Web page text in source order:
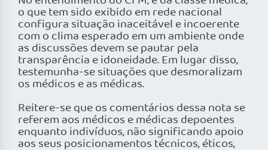
o que tem sido exibido em rede nacional
configura situação inaceitável e incoerente
com o clima esperado em um ambiente onde
as discussões devem se pautar pela
transparência e idoneidade. Em lugar disso,
testemunha-se situações que desmoralizam
os médicos e as médicas.
Reitere-se que os comentários dessa nota se
referem aos médicos e médicas depoentes
enquanto indivíduos, não significando apoio
aos seus posicionamentos técnicos, éticos,